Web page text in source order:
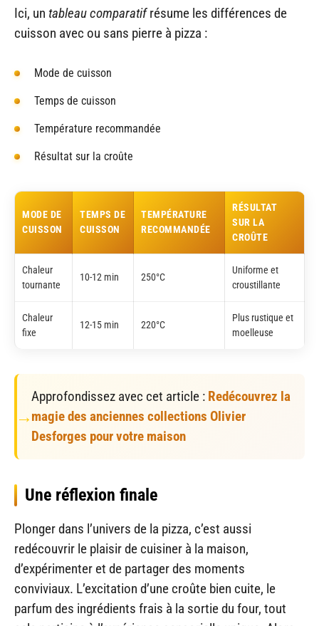
Ici, un tableau comparatifrésume les différences de
cuisson avec ou sans pierre à pizza :
Mode de cuisson
Temps de cuisson
Température recommandée
Résultat sur la croûte
MODE DE
CUISSON
TEMPS DE
CUISSON
TEMPÉRATURE
RECOMMANDÉE
RÉSULTAT
SUR LA
CROÛTE
Chaleur
tournante
10-12 min 250°C
Uniforme et
croustillante
Chaleur
fixe
12-15 min 220°C
Plus rustique et
moelleuse
Approfondissez avec cet article : Redécouvrez la
magie des anciennes collections Olivier
Desforges pour votre maison
Une réflexion finale
Plonger dans l’univers de la pizza, c’est aussi
redécouvrir le plaisir de cuisiner à la maison,
d’expérimenter et de partager des moments
conviviaux. L’excitation d’une croûte bien cuite, le
parfum des ingrédients frais à la sortie du four, tout